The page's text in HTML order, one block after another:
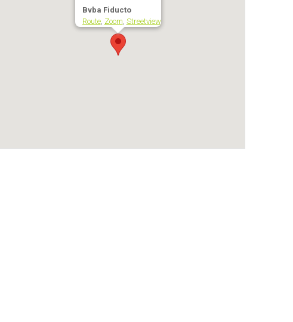
Bvba Fiducto
Route, Zoom Streetview